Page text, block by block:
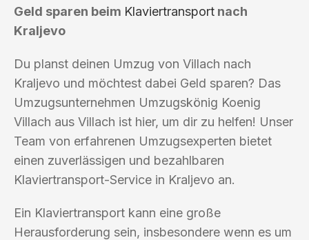
Geld sparen beim Klaviertransport nach
Kraljevo
Du planst deinen Umzug von Villach nach
Kraljevo und möchtest dabei Geld sparen? Das
Umzugsunternehmen Umzugskönig Koenig
Villach aus Villach ist hier, um dir zu helfen! Unser
Team von erfahrenen Umzugsexperten bietet
einen zuverlässigen und bezahlbaren
Klaviertransport-Service in Kraljevo an.
Ein Klaviertransport kann eine große
Herausforderung sein, insbesondere wenn es um